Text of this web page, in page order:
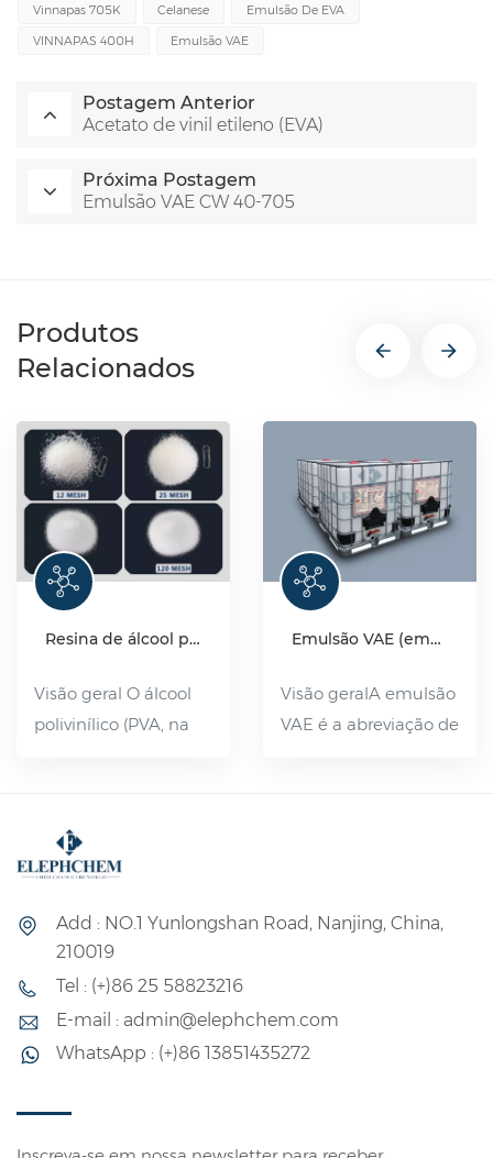
Vinnapas 705K
Celanese
Emulsão De EVA
VINNAPAS 400H
Emulsão VAE
Postagem Anterior
Acetato de vinil etileno (EVA)
Próxima Postagem
Emulsão VAE CW 40-705
Produtos
Relacionados
Resina de álcool polivinílico (PVA) de grau industrial
Visão geral O álcool
polivinílico (PVA, na
brancos, floculento ou
em pó, atóxico,
ligeiramente solúvel
em dimetilsulfóxido.
Sua solução aquosa
Emulsão VAE (emulsão de copolímero de acetato de vinila-etileno)
Visão geralA emulsão
VAE é a abreviação de
etileno e monômero
básicas e outros
materiais auxiliares
Add : NO.1 Yunlongshan Road, Nanjing, China,
210019
Tel : (+)86 25 58823216
E-mail : admin@elephchem.com
WhatsApp : (+)86 13851435272